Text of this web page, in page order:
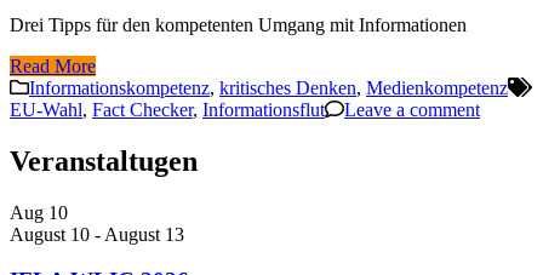
Drei Tipps für den kompetenten Umgang mit Informationen
Read More
Informationskompetenz, kritisches Denken, Medienkompetenz
EU-Wahl, Fact Checker, Informationsflut Leave a comment
Veranstaltugen
Aug 10
August 10 - August 13